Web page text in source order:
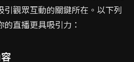
引觀眾互動的關鍵所在。以下列
直播更具吸引力：